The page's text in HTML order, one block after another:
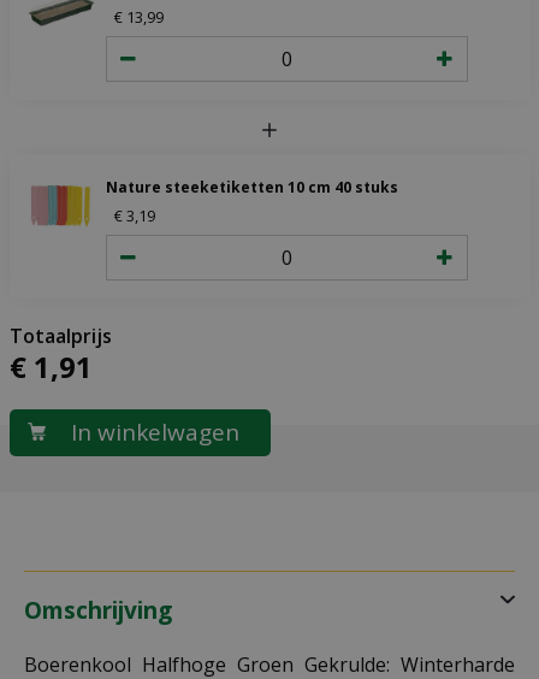
€ 13 99
Nature steeketiketten 10 cm 40 stuks
€3 19
€ 1,91
Omschrijving
Boerenkool Halfhoge Groen Gekrulde: Winterharde